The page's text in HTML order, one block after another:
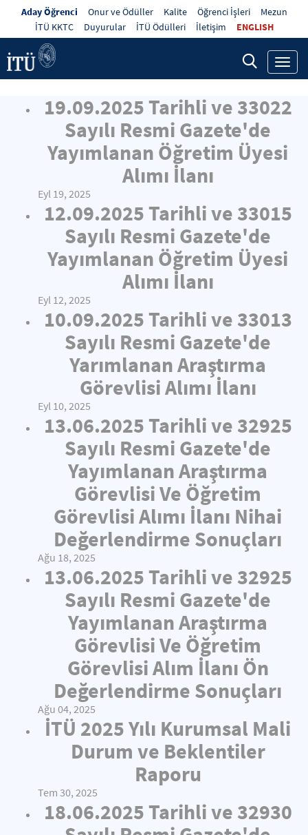
Aday Öğrenci Onur ve Ödüller Kalite Öğrenci İşleri
Mezun
İTÜ KKTC
Duyurular İTÜ Ödülleri İletişim ENGLISH
19.09.2025 Tarihli ve 33022
Sayılı Resmi Gazete'de
Yayımlanan Öğretim Üyesi
Alımı İlanı
Eyl 19, 2025
12.09.2025 Tarihli ve 33015
Sayılı Resmi Gazete'de
Yayımlanan Öğretim Üyesi
Alımı İlanı
Eyl 12, 2025
10.09.2025 Tarihli ve 33013
Sayılı Resmi Gazete'de
Yarımlanan Araştırma
Görevlisi Alımı İlanı
Eyl 10, 2025
13.06.2025 Tarihli ve 32925
Sayılı Resmi Gazete'de
Yayımlanan Araştırma
Görevlisi Ve Öğretim
Görevlisi Alımı İlanı Nihai
Değerlendirme Sonuçları
Ağu 18, 2025
13.06.2025 Tarihli ve 32925
Sayılı Resmi Gazete'de
Yayımlanan Araştırma
Görevlisi Ve Öğretim
Görevlisi Alım İlanı Ön
Değerlendirme Sonuçları
Ağu 04, 2025
İTÜ 2025 Yılı Kurumsal Mali
Durum ve Beklentiler
Raporu
Tem 30, 2025
18.06.2025 Tarihli ve 32930